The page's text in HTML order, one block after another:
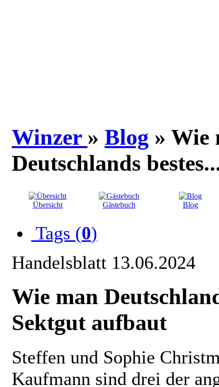
Winzer » Blog » Wie
Deutschlands
Übersicht Gästebuch Blog
Tags (0)
Handelsblatt 13.06.2024
Wie man
Sektgut aufbaut
Steffen und Sophie
Kaufmann sind drei der